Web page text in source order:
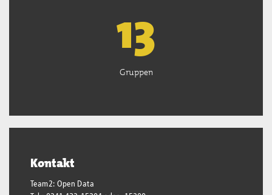
13
Gruppen
Kontakt
Team2: Open Data